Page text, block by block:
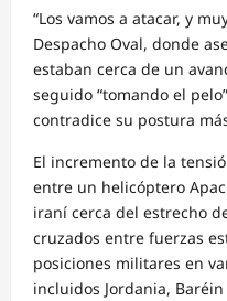
“Los vamos a atacar, y
Despacho Oval, donde
estaban cerca de un
seguido “tomando el
contradice su postura
El incremento de la
entre un helicóptero
iraní cerca del estrecho
cruzados entre fuerzas
posiciones militares en
incluidos Jordania,